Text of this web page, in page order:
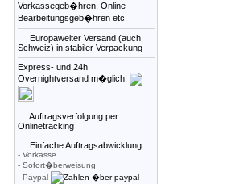
Vorkassegeb�hren, Online-
Bearbeitungsgeb�hren etc.
Europaweiter Versand (auch
Schweiz) in stabiler Verpackung
Express- und 24h
Overnightversand m�glich!
Auftragsverfolgung per
Onlinetracking
Einfache Auftragsabwicklung
- Vorkasse
- Sofort�berweisung
- Paypal